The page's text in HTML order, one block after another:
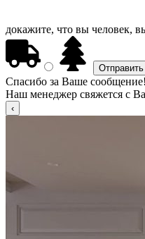
докажите, что вы человек,
Спасибо за Ваше сообщение!
Наш менеджер свяжется с